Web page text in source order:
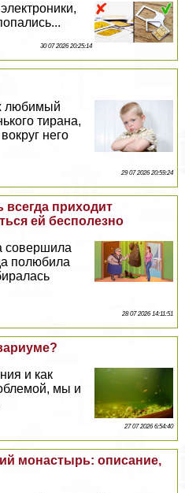
30 07 2026 20:25:14
любимый
тирана,
него
29 07 2026 20:59:24
приходит
ей бесполезно
совершила
полюбила
28 07 2026 14:11:51
и как
мы и
27 07 2026 6:54:40
монастырь: описание,